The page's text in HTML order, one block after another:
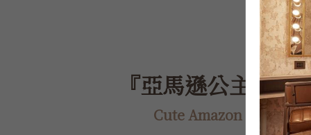
『亞馬遜公主』
Cute Amazon Triple